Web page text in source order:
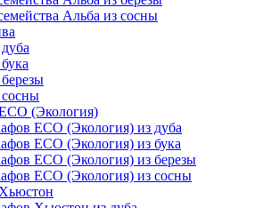
Альба из сосны
(Экология)
ECO (Экология) из дуба
ECO (Экология) из бука
ECO (Экология) из березы
ECO (Экология) из сосны